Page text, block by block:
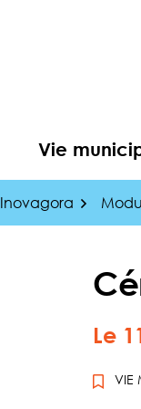
Vie
Inovagora
Le
VIE